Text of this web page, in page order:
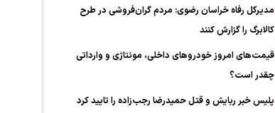
مدیرکل رفاه خراسان رضوی: مردم گران‌فروشی در طرح
کالابرگ را گزارش کنند
قیمت‌های امروز خودرو‌های داخلی، مونتاژی و وارداتی
چقدر است؟
پلیس خبر ربایش و قتل حمیدرضا رجب‌زاده را تایید کرد